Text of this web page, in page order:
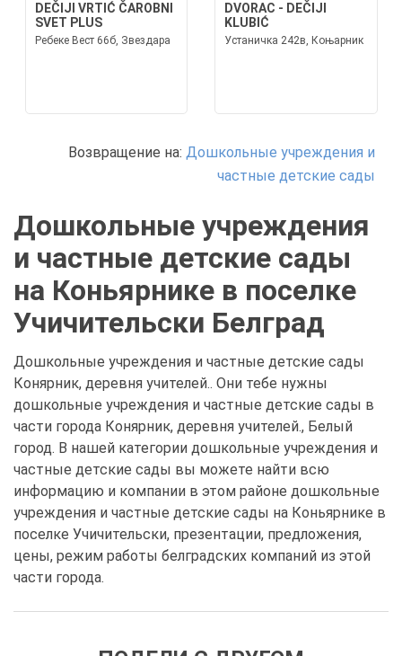
DEČIJI VRTIĆ ČAROBNI
SVET PLUS
Ребеке Вест 66б, Звездара
DVORAC - DEČIJI
KLUBIĆ
Устаничка 242в, Коњарник
Возвращение на: Дошкольные учреждения и
частные детские сады
Дошкольные учреждения
и частные детские сады
на Коньярнике в поселке
Учичительски Белград
Дошкольные учреждения и частные детские сады
Конярник, деревня учителей.. Они тебе нужны
дошкольные учреждения и частные детские сады в
части города Конярник, деревня учителей., Белый
город. В нашей категории дошкольные учреждения и
частные детские сады вы можете найти всю
информацию и компании в этом районе дошкольные
учреждения и частные детские сады на Коньярнике в
поселке Учичительски, презентации, предложения,
цены, режим работы белградских компаний из этой
части города.